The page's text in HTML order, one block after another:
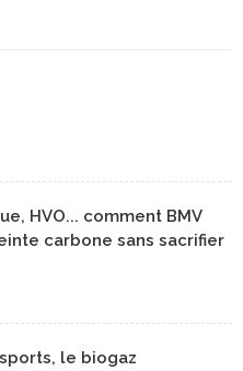
HVO... comment BMV
carbone sans sacrifier
le biogaz